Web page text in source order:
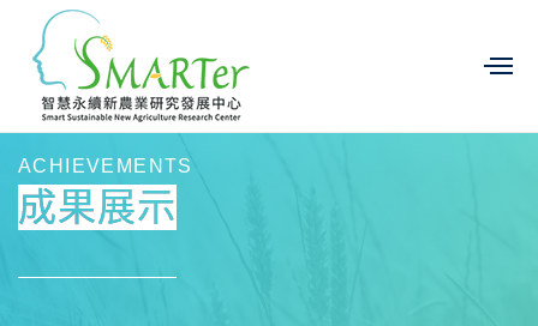
ACHIEVEMENTS
成果展示